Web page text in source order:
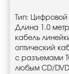
Тип: Цифровой
Длина 1.0
кабель
оптический
с разъемами
любым CD/